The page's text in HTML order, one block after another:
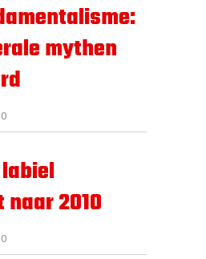
mythen
0
2010
0